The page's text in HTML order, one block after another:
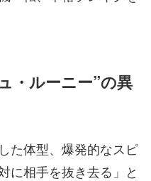
・ルーニー”の異
た体型、爆発的なスピ
に相手を抜き去る」と